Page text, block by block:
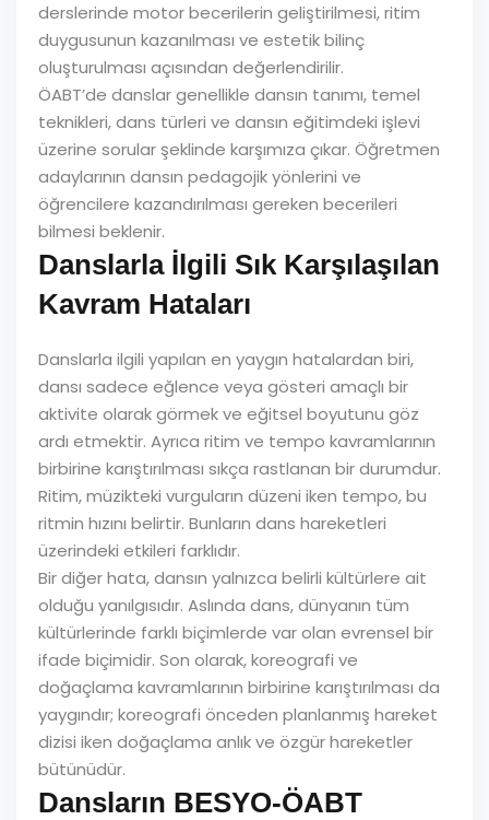
derslerinde motor becerilerin geliştirilmesi, ritim
duygusunun kazanılması ve estetik bilinç
oluşturulması açısından değerlendirilir.
ÖABT’de danslar genellikle dansın tanımı, temel
teknikleri, dans türleri ve dansın eğitimdeki işlevi
üzerine sorular şeklinde karşımıza çıkar. Öğretmen
adaylarının dansın pedagojik yönlerini ve
öğrencilere kazandırılması gereken becerileri
bilmesi beklenir.
Danslarla İlgili Sık Karşılaşılan
Kavram Hataları
Danslarla ilgili yapılan en yaygın hatalardan biri,
dansı sadece eğlence veya gösteri amaçlı bir
aktivite olarak görmek ve eğitsel boyutunu göz
ardı etmektir. Ayrıca ritim ve tempo kavramlarının
birbirine karıştırılması sıkça rastlanan bir durumdur.
Ritim, müzikteki vurguların düzeni iken tempo, bu
ritmin hızını belirtir. Bunların dans hareketleri
üzerindeki etkileri farklıdır.
Bir diğer hata, dansın yalnızca belirli kültürlere ait
olduğu yanılgısıdır. Aslında dans, dünyanın tüm
kültürlerinde farklı biçimlerde var olan evrensel bir
ifade biçimidir. Son olarak, koreografi ve
doğaçlama kavramlarının birbirine karıştırılması da
yaygındır; koreografi önceden planlanmış hareket
dizisi iken doğaçlama anlık ve özgür hareketler
bütünüdür.
Dansların BESYO-ÖABT